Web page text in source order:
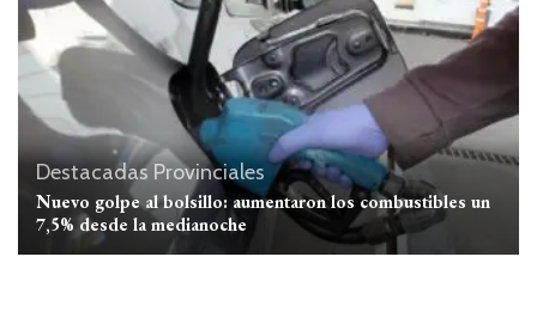
Destacadas Provinciales
Nuevo golpe al bolsillo: aumentaron los combustibles un
7,5% desde la medianoche